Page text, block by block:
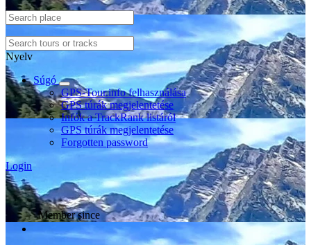
Nyelv
Súgó
GPS-Tour.info felhasználása
GPS túrák megjelentetése
Infók a TrackRank listáról
GPS túrák megjelentetése
Forgotten password
Login
Member since